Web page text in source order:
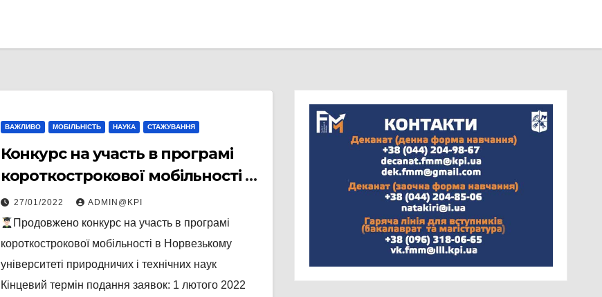
ВАЖЛИВО МОБІЛЬНІСТЬ НАУКА СТАЖУВАННЯ
Конкурс на участь в програмі
короткострокової мобільності в
Норвезькому університеті
27/01/2022 ADMIN@KPI
Продовжено конкурс на участь в програмі
короткострокової мобільності в Норвезькому
університеті природничих і технічних наук
Кінцевий термін подання заявок: 1 лютого 2022